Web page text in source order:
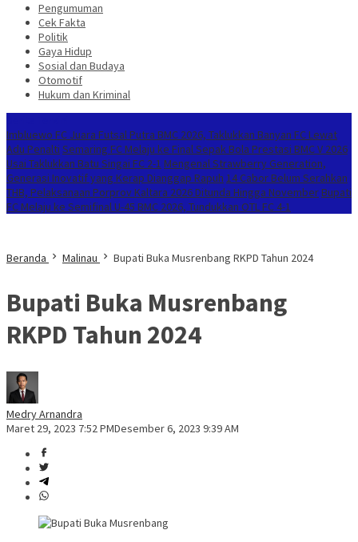
Pengumuman
Cek Fakta
Politik
Gaya Hidup
Sosial dan Budaya
Otomotif
Hukum dan Kriminal
Imbluewo FC Juara Futsal Putra BMC 2026, Taklukkan Banyan FC Lewat
Adu Penalti Semaring FC Melaju ke Final Sepak Bola Prestasi BMC V 2026
Usai Taklukkan Batu Singai FC 2-1 Mengenal Strawberry Generation,
Generasi Inovatif yang Kerap Dianggap Rapuh 14 Cabor Belum Serahkan
THB, Pelaksanaan Porprov Kaltara 2026 Ditunda Hingga NovemberBupati
FC Melaju ke Semifinal U-45 BMC 2026, Tundukkan OTL FC 4-1
Beranda Malinau Bupati Buka Musrenbang RKPD Tahun 2024
Bupati Buka Musrenbang
RKPD Tahun 2024
Medry Arnandra
Maret 29, 2023 7:52 PMDesember 6, 2023 9:39 AM